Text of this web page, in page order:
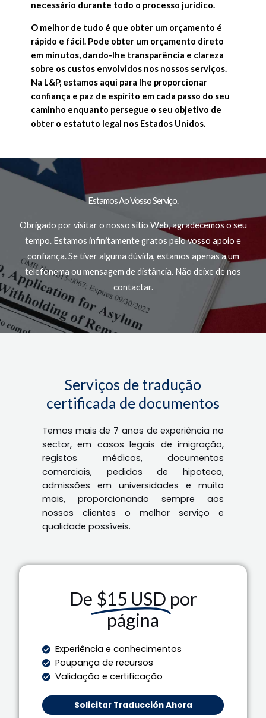
necessário durante todo o processo jurídico.
O melhor de tudo é que obter um orçamento é
rápido e fácil. Pode obter um orçamento direto
em minutos, dando-lhe transparência e clareza
sobre os custos envolvidos nos nossos serviços.
Na L&P, estamos aqui para lhe proporcionar
confiança e paz de espírito em cada passo do seu
caminho enquanto persegue o seu objetivo de
obter o estatuto legal nos Estados Unidos.
Estamos Ao Vosso Serviço.
Obrigado por visitar o nosso sítio Web, agradecemos o seu
tempo. Estamos infinitamente gratos pelo vosso apoio e
confiança. Se tiver alguma dúvida, estamos apenas a um
telefonema ou mensagem de distância. Não deixe de nos
contactar.
Serviços de tradução
certificada de documentos
Temos mais de 7 anos de experiência no
sector, em casos legais de imigração,
registos médicos, documentos
comerciais, pedidos de hipoteca,
admissões em universidades e muito
mais, proporcionando sempre aos
nossos clientes o melhor serviço e
qualidade possíveis.
De $15 USD por
página
Experiência e conhecimentos
Poupança de recursos
Validação e certificação
Solicitar Traducción Ahora